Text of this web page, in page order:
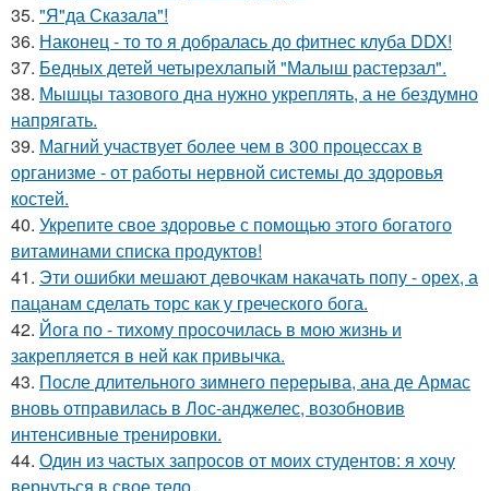
35. "Я"да Сказала"!
36. Наконец - то то я добралась до фитнес клуба DDX!
37. Бедных детей четырехлапый "Малыш растерзал".
38. Мышцы тазового дна нужно укреплять, а не бездумно
напрягать.
39. Магний участвует более чем в 300 процессах в
организме - от работы нервной системы до здоровья
костей.
40. Укрепите свое здоровье с помощью этого богатого
витаминами списка продуктов!
41. Эти ошибки мешают девочкам накачать попу - орех, а
пацанам сделать торс как у греческого бога.
42. Йога по - тихому просочилась в мою жизнь и
закрепляется в ней как привычка.
43. После длительного зимнего перерыва, ана де Армас
вновь отправилась в Лос-анджелес, возобновив
интенсивные тренировки.
44. Один из частых запросов от моих студентов: я хочу